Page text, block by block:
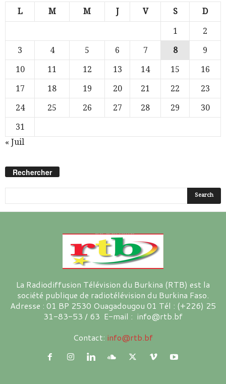
L M M J V S D
1
2
3
4 5 6 7 8
9
10
11 12 13 14 15
16
17
18 19 20 21 22
23
24
25 26 27 28 29
30
31
« Juil
Rechercher
La Radiodiffusion Télévision du Burkina (RTB) est la
société publique de radiotélévision du Burkina Faso.
Adresse : 01 BP 2530 Ouagadougou 01 Tél : (+226) 25
31-83-53 / 63 E-mail : info@rtb.bf
Contact: info@rtb.bf